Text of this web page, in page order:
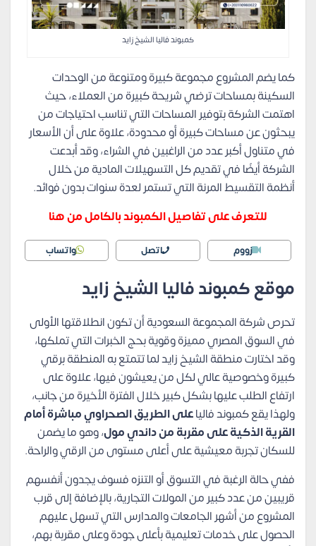
كمبوند فاليا الشيخ زايد
كما يضم المشروع مجموعة كبيرة ومتنوعة من الوحدات
السكينة بمساحات ترضي شريحة كبيرة من العملاء، حيث
اهتمت الشركة بتوفير المساحات التي تناسب احتياجات من
يبحثون عن مساحات كبيرة أو محدودة، علاوة على أن الأسعار
في متناول أكبر عدد من الراغبين في الشراء، وقد أبدعت
الشركة أيضًا في تقديم كل التسهيلات المادية من خلال
أنظمة التقسيط المرنة التي تستمر لعدة سنوات بدون فوائد.
للتعرف على تفاصيل الكمبوند بالكامل من هنا
زووم اتصل واتساب
موقع كمبوند فاليا الشيخ زايد
تحرص شركة المجموعة السعودية أن تكون انطلاقتها الأولى
في السوق المصري مميزة وقوية بحج الخبرات التي تملكها،
وقد اختارت منطقة الشيخ زايد لما تتمتع به المنطقة برقي
كبيرة وخصوصية عالي لكل من يعيشون فيها، علاوة على
ارتفاع الطلب عليها بشكل كبير خلال الفترة الأخيرة من جانب،
ولهذا يقع كمبوند فالياعلى الطريق الصحراوي مباشرة أمام
القرية الذكية على مقربة من داندي مول، وهو ما يضمن
للسكان تجربة معيشية على أعلى مستوى من الرقي والراحة.
ففي حالة الرغبة في التسوق أو التنزه فسوف يجدون أنفسهم
قريبين من عدد كبير من المولات التجارية، بالإضافة إلى قرب
المشروع من أشهر الجامعات والمدارس التي تسهل عليهم
الحصول على خدمات تعليمية بأعلى جودة وعلى مقربة بهم،